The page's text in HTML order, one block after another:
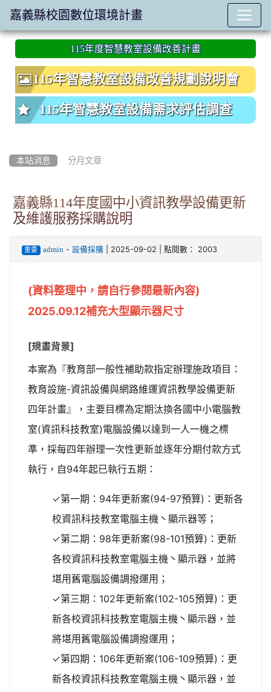
:::
115年度智慧教室設備改善計畫
115年智慧教室設備改善規劃說明會
115年智慧教室設備需求評估調查
本站消息 分月文章
嘉義縣114年度國中小資訊教學設備更新
及維護服務採購說明
重要 admin- 設備採購| 2025-09-02 | 點閱數： 2003
(資料整理中，請自行參閱最新內容)
2025.09.12補充大型顯示器尺寸
[規畫背景]
本案為『教育部一般性補助款指定辦理施政項目：
教育設施-資訊設備與網路維運資訊教學設備更新
四年計畫』，主要目標為定期汰換各國中小電腦教
室(資訊科技教室)電腦設備以達到一人一機之標
準，採每四年辦理一次性更新並逐年分期付款方式
執行，自94年起已執行五期：
✓第一期：94年更新案(94-97預算)：更新各
校資訊科技教室電腦主機丶顯示器等；
✓第二期：98年更新案(98-101預算)：更新
各校資訊科技教室電腦主機丶顯示器，並將
堪用舊電腦設備調撥運用；
✓第三期：102年更新案(102-105預算)：更
新各校資訊科技教室電腦主機丶顯示器，並
將堪用舊電腦設備調撥運用；
✓第四期：106年更新案(106-109預算)：更
新各校資訊科技教室電腦主機丶顯示器，並
嘉義縣校園數位環境計畫